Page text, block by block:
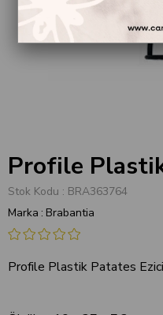
Profile
Stok Kodu
BRA363764
Marka : Brabantia
Profile Plastik Patates Ezici